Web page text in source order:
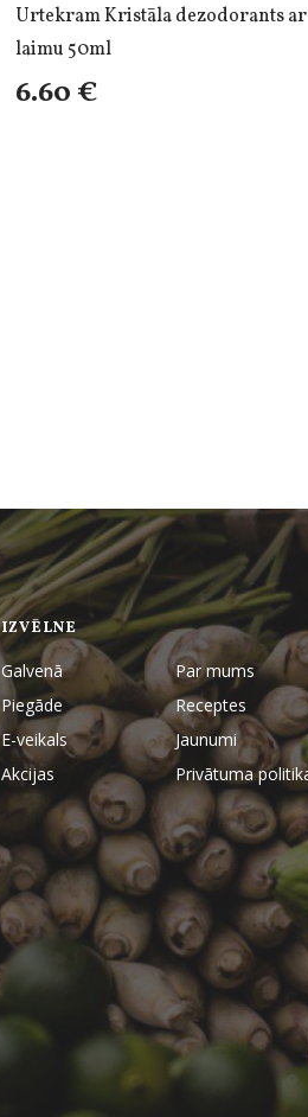
Urtekram Kristāla dezodorants ar
laimu 50ml
6.60 €
IZVĒLNE
Galvenā
Par mums
Piegāde
Receptes
E-veikals
Jaunumi
Akcijas
Privātuma